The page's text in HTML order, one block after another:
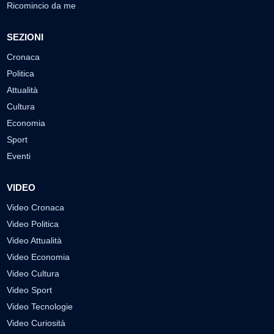
Ricomincio da me
SEZIONI
Cronaca
Politica
Attualità
Cultura
Economia
Sport
Eventi
VIDEO
Video Cronaca
Video Politica
Video Attualità
Video Economia
Video Cultura
Video Sport
Video Tecnologie
Video Curiosità